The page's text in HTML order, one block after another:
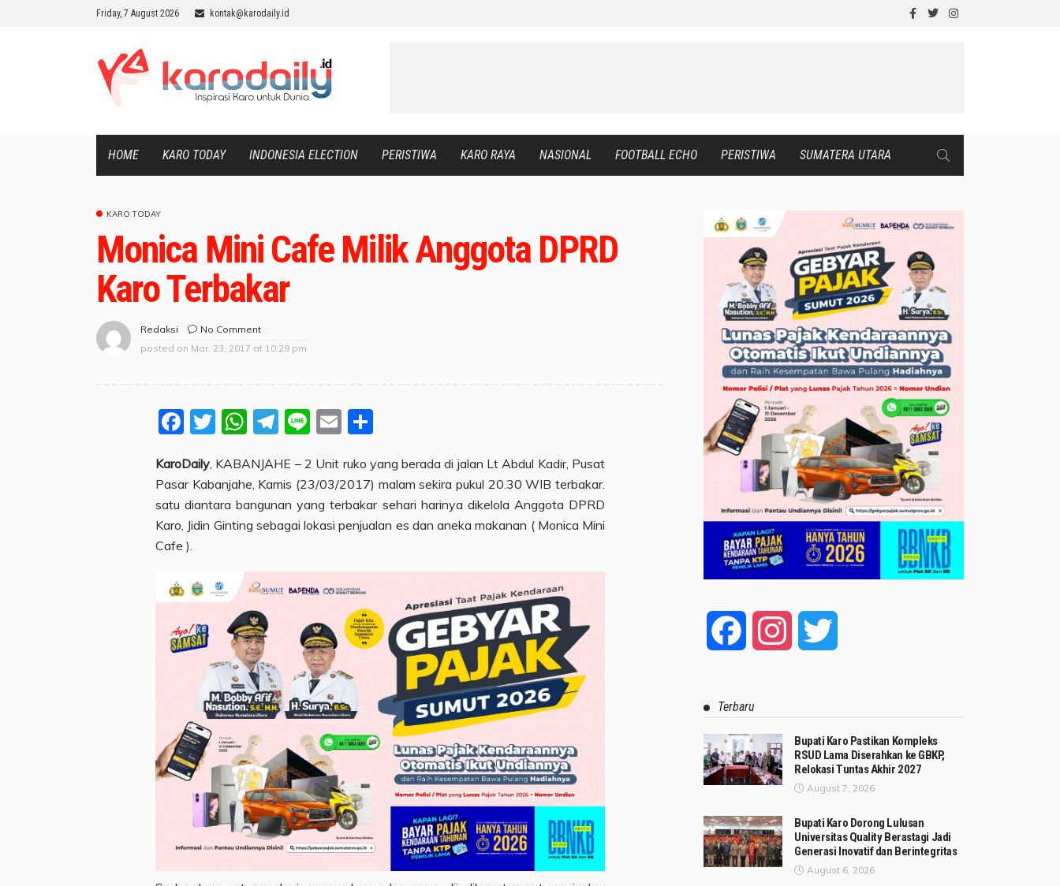
Friday, 7 August 2026 kontak@karodaily.id
HOME KARO TODAY INDONESIA ELECTION PERISTIWA KARO RAYA NASIONAL FOOTBALL ECHO PERISTIWA SUMATERA UTARA
KARO TODAY
Monica Mini Cafe Milik Anggota DPRD
Karo Terbakar
Redaksi
No Comment
posted on Mar. 23, 2017 at 10:29 pm
Facebook
Twitter
WhatsApp
Telegram
LineEmail
KaroDaily , KABANJAHE – 2 Unit ruko yang berada di jalan Lt Abdul Kadir, Pusat
Pasar Kabanjahe, Kamis (23/03/2017) malam sekira pukul 20.30 WIB terbakar.
satu diantara bangunan yang terbakar sehari harinya dikelola Anggota DPRD
Karo, Jidin Ginting sebagai lokasi penjualan es dan aneka makanan ( Monica Mini
Cafe ).
Facebook Instagram
Terbaru
Bupati Karo Pastikan Kompleks
RSUD Lama Diserahkan ke GBKP,
Relokasi Tuntas Akhir 2027
August 7, 2026
Bupati Karo Dorong Lulusan
Universitas Quality Berastagi Jadi
Generasi Inovatif dan Berintegritas
August 6, 2026